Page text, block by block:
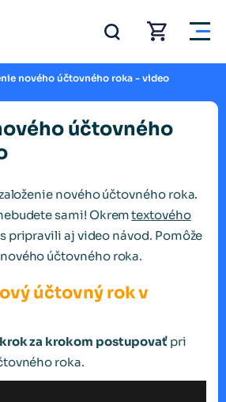
nového účtovného roka - video
účtovného
nového účtovného roka.
sami! Okremtextového
pripravili aj video návod. Pomôže
účtovného roka.
účtovný rok v
za krokom postupovať pri
roka.